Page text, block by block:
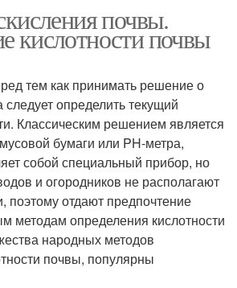
почвы.
кислотности почвы
тем как принимать решение о
следует определить текущий
Классическим решением является
бумаги или PH-метра,
собой специальный прибор, но
и огородников не располагают
поэтому отдают предпочтение
методам определения кислотности
народных методов
почвы, популярны